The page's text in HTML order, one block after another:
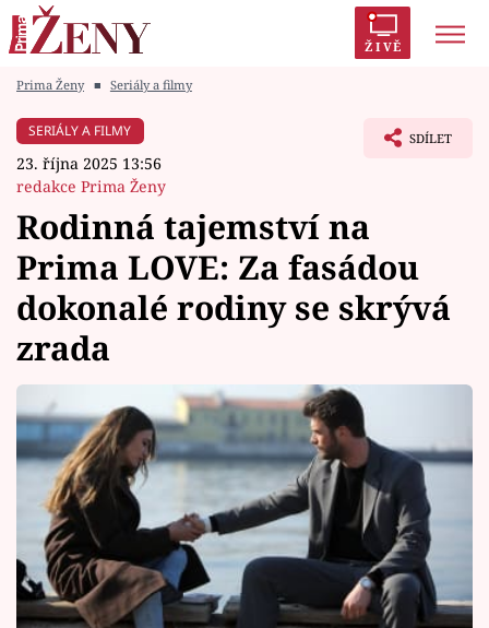
ŽIVĚ
Módní alarm
Témata
Celebrity
Vztahy
Seriály
Horoskopy
Sledujte prima+
Filmový festival Karlovy Vary
Prima Ženy ■ Seriály a filmy
SERIÁLY A FILMY
23. října 2025 13:56
redakce Prima Ženy
SDÍLET
Rodinná tajemství na
Prima LOVE: Za fasádou
dokonalé rodiny se skrývá
zrada